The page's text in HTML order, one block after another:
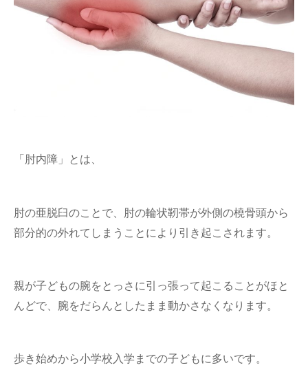
「肘内障」とは、
肘の亜脱臼のことで、肘の輪状靭帯が外側の橈骨頭から
部分的の外れてしまうことにより引き起こされます。
親が子どもの腕をとっさに引っ張って起こることがほと
んどで、腕をだらんとしたまま動かさなくなります。
歩き始めから小学校入学までの子どもに多いです。